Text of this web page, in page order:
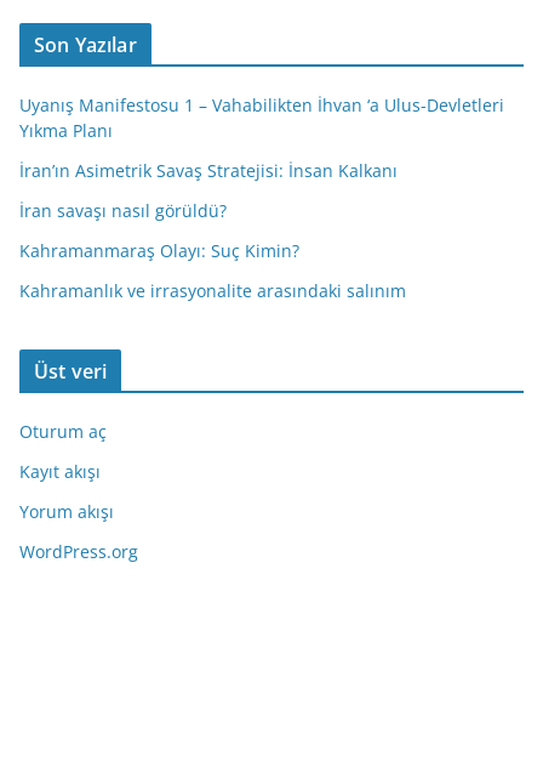
Son Yazılar
Uyanış Manifestosu 1 – Vahabilikten İhvan ‘a Ulus-Devletleri
Yıkma Planı
İran’ın Asimetrik Savaş Stratejisi: İnsan Kalkanı
İran savaşı nasıl görüldü?
Kahramanmaraş Olayı: Suç Kimin?
Kahramanlık ve irrasyonalite arasındaki salınım
Üst veri
Oturum aç
Kayıt akışı
Yorum akışı
WordPress.org